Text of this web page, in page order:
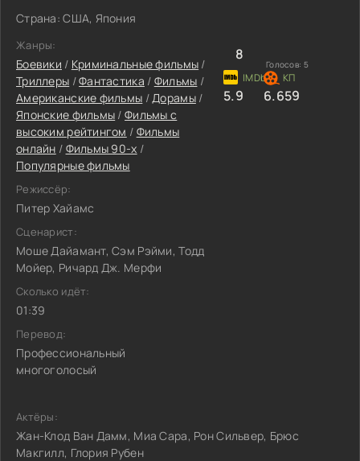
Страна: США, Япония
Жанры:
Боевики / Криминальные фильмы /
Триллеры /Фантастика / Фильмы /
Американские фильмы /Дорамы/
Японские фильмы /Фильмы с
высоким рейтингом / Фильмы
онлайн / Фильмы 90-х /
Популярные фильмы
Режиссёр:
Питер Хайамс
Сценарист:
Моше Дайамант, Сэм Рэйми, Тодд
Мойер, Ричард Дж. Мерфи
Сколько идёт:
01:39
Перевод:
Профессиональный
многоголосый
8
Голосов: 5
5.9 6.659
Актёры:
Жан-Клод Ван Дамм, Миа Сара, Рон Сильвер, Брюс
Макгилл, Глория Рубен